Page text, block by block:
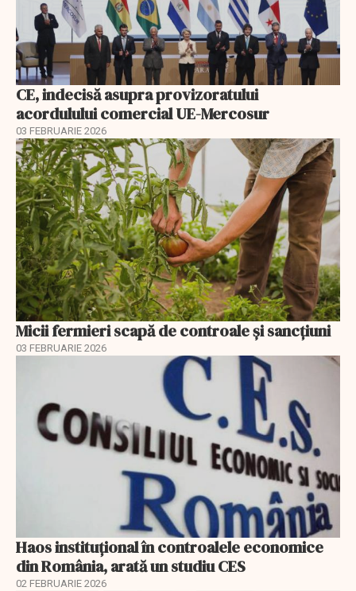
CE, indecisă asupra provizoratului
acordulului comercial UE-Mercosur
03 FEBRUARIE 2026
Micii fermieri scapă de controale și sancțiuni
03 FEBRUARIE 2026
Haos instituțional în controalele economice
din România, arată un studiu CES
02 FEBRUARIE 2026